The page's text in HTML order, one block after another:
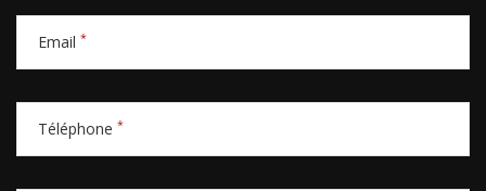
Email *
Téléphone *